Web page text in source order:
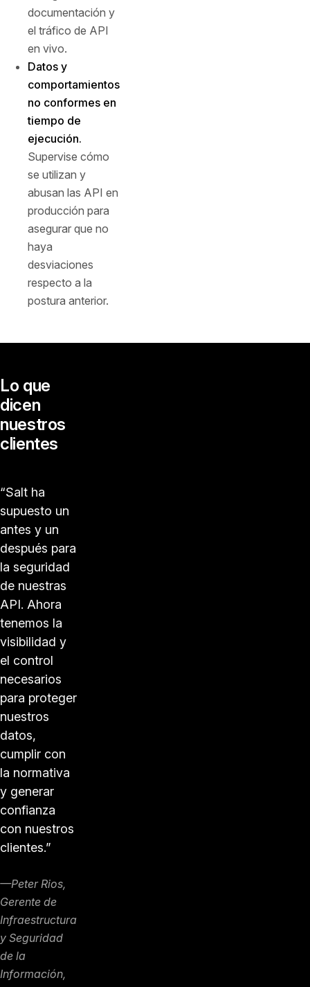
documentación y
el tráfico de API
en vivo.
Datos y
comportamientos
no conformes en
tiempo de
ejecución.
Supervise cómo
se utilizan y
abusan las API en
producción para
asegurar que no
haya
desviaciones
respecto a la
postura anterior.
Lo que
dicen
nuestros
clientes
“Salt ha
supuesto un
antes y un
después para
la seguridad
de nuestras
API. Ahora
tenemos la
visibilidad y
el control
necesarios
para proteger
nuestros
datos,
cumplir con
la normativa
y generar
confianza
con nuestros
clientes.”
—Peter Rios,
Gerente de
Infraestructura
y Seguridad
de la
Información,